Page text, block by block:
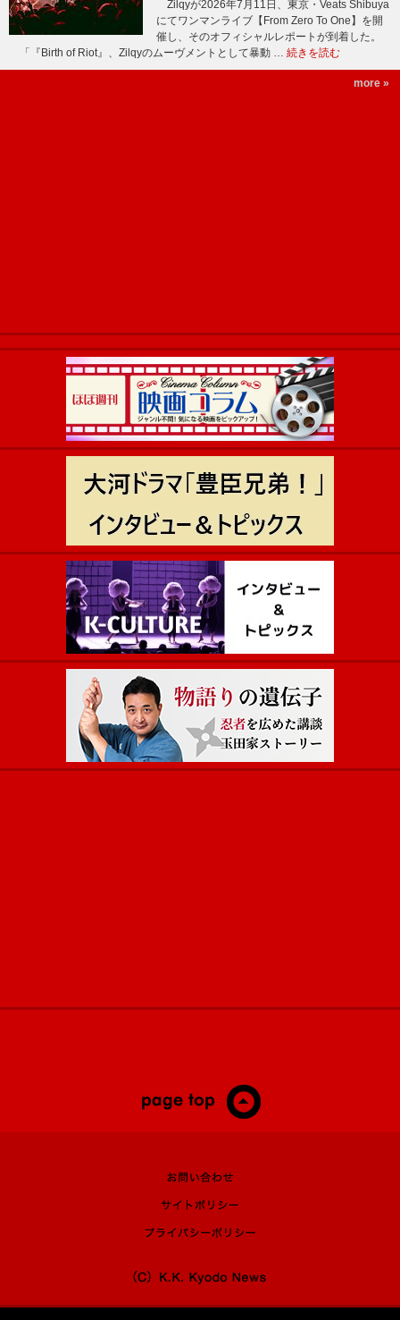
Zilqyが2026年7月11日、東京・Veats Shibuya
にてワンマンライブ【From Zero To One】を開
催し、そのオフィシャルレポートが到着した。
「『Birth of Riot』、Zilqyのムーヴメントとして暴動 … 続きを読む
more »